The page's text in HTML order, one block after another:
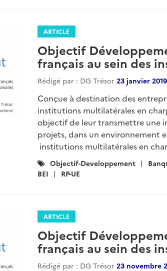
ARTICLE
Objectif
français au sein des
Rédigé par : DG Trésor 23 janvier 2019
Conçue à destination des
institutions multilatérales en
objectif de leur transmettre une
projets, dans un environnement
institutions multilatérales en
Catégories
:
Objectif-Developpement
BEI
RP-UE
ARTICLE
Objectif
français au sein des
Rédigé par : DG Trésor 23 novembre